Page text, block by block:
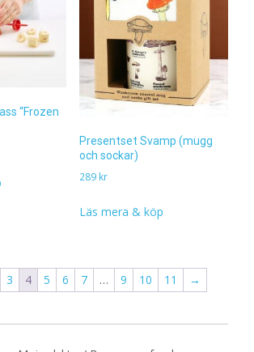
“Frozen
Presentset Svamp (mugg
och sockar)
289 kr
Läs mera & köp
3 4 5 6 7 … 9 10 11 →